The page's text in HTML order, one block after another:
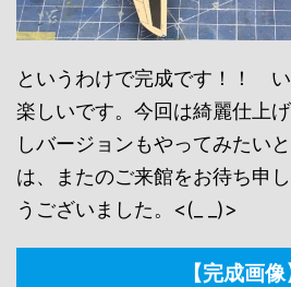
というわけで完成です！！
楽しいです。今回は綺麗仕上
しバージョンもやってみたい
は、またのご来館をお待ち申
うございました。<(_ _)>
【完成画像